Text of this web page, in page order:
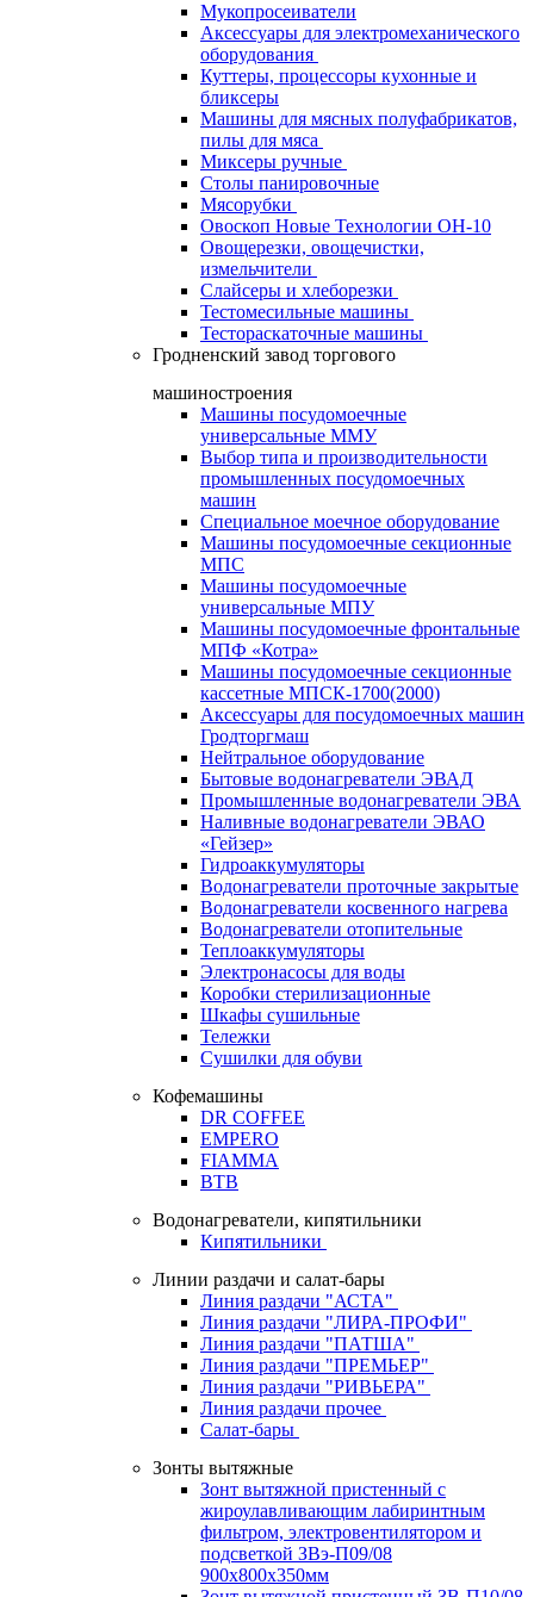
Мукопросеиватели
Аксессуары для электромеханического
оборудования
Куттеры, процессоры кухонные и
бликсеры
Машины для мясных полуфабрикатов,
пилы для мяса
Миксеры ручные
Столы панировочные
Мясорубки
Овоскоп Новые Технологии ОН-10
Овощерезки, овощечистки,
измельчители
Слайсеры и хлеборезки
Тестомесильные машины
Тестораскаточные машины
Гродненский завод торгового
машиностроения
Машины посудомоечные
универсальные ММУ
Выбор типа и производительности
промышленных посудомоечных
машин
Специальное моечное оборудование
Машины посудомоечные секционные
МПС
Машины посудомоечные
универсальные МПУ
Машины посудомоечные фронтальные
МПФ «Котра»
Машины посудомоечные секционные
кассетные МПСК-1700(2000)
Аксессуары для посудомоечных машин
Гродторгмаш
Нейтральное оборудование
Бытовые водонагреватели ЭВАД
Промышленные водонагреватели ЭВА
Наливные водонагреватели ЭВАО
«Гейзер»
Гидроаккумуляторы
Водонагреватели проточные закрытые
Водонагреватели косвенного нагрева
Водонагреватели отопительные
Теплоаккумуляторы
Электронасосы для воды
Коробки стерилизационные
Шкафы сушильные
Тележки
Сушилки для обуви
Кофемашины
DR COFFEE
EMPERO
FIAMMA
BTB
Водонагреватели, кипятильники
Кипятильники
Линии раздачи и салат-бары
Линия раздачи "АСТА"
Линия раздачи "ЛИРА-ПРОФИ"
Линия раздачи "ПАТША"
Линия раздачи "ПРЕМЬЕР"
Линия раздачи "РИВЬЕРА"
Линия раздачи прочее
Салат-бары
Зонты вытяжные
Зонт вытяжной пристенный с
жироулавливающим лабиринтным
фильтром, электровентилятором и
подсветкой ЗВэ-П09/08
900х800х350мм